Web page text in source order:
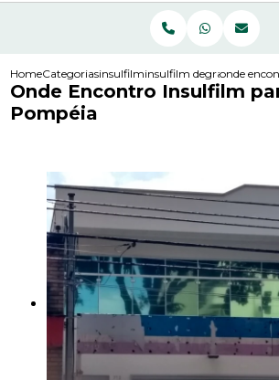
HomeCategoriasinsulfilminsulfilm degrade
onde
Onde Encontro Insulfilm
Pompéia